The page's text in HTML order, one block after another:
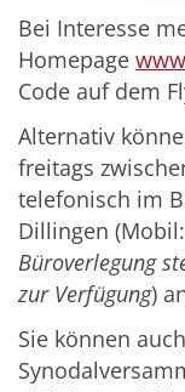
Bei Interesse
Homepage
Code auf dem
Alternativ
freitags
telefonisch im
Dillingen
Büroverlegung
zur Verfügung)
Sie können